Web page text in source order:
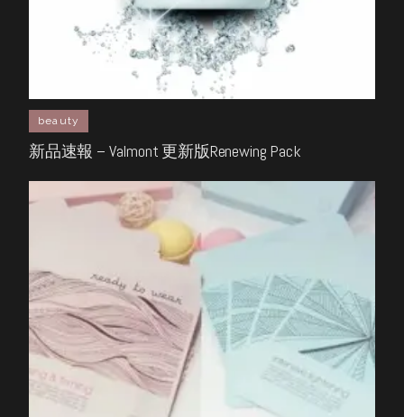
beauty
新品速報 – Valmont 更新版Renewing Pack